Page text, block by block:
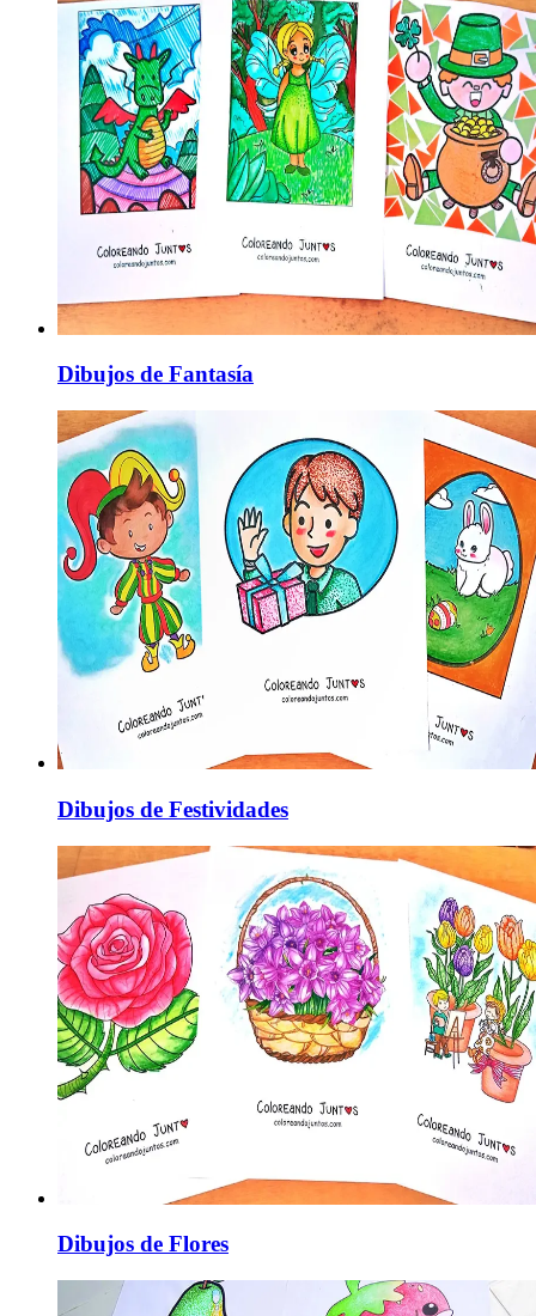
Dibujos de Fantasía
Dibujos de Festividades
Dibujos de Flores